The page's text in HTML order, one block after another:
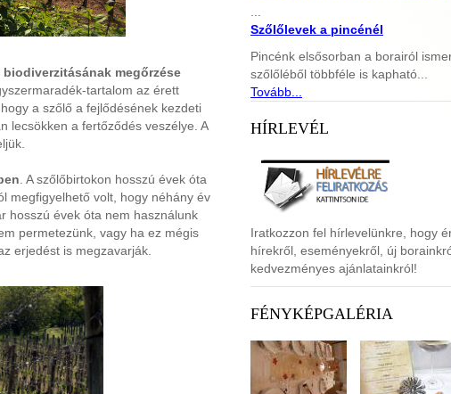
megőrzése
tartalom az érett
a szőlő a fejlődésének kezdeti
lecsökken a fertőződés veszélye. A
. A szőlőbirtokon hosszú évek óta
megfigyelhető volt, hogy néhány év
hosszú évek óta nem használunk
permetezünk, vagy ha ez mégis
erjedést is megzavarják.
Szőlőlevek a pincénél
Pincénk elsősorban a borairól
szőlőléből többféle is kapható...
Tovább...
HÍRLEVÉL
Iratkozzon fel hírlevelünkre, hogy
hírekről, eseményekről, új
kedvezményes ajánlatainkról!
FÉNYKÉPGALÉRIA